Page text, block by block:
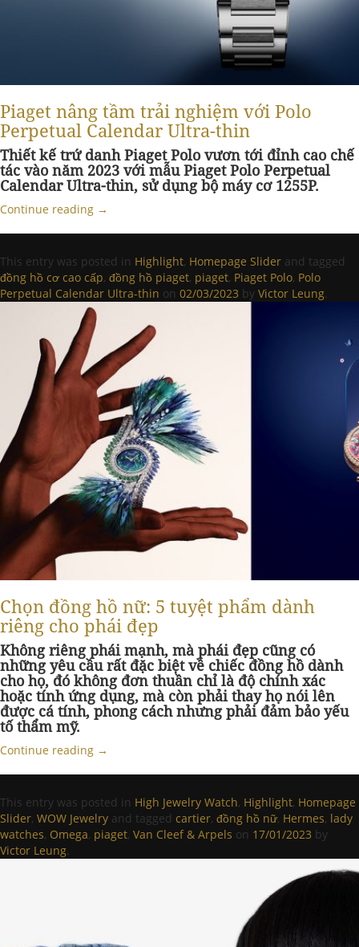
Piaget nâng tầm trải nghiệm với Polo
Perpetual Calendar Ultra-thin
Thiết kế trứ danh Piaget Polo vươn tới đỉnh cao chế
tác vào năm 2023 với mẫu Piaget Polo Perpetual
Calendar Ultra-thin, sử dụng bộ máy cơ 1255P.
Continue reading →
This entry was posted in Highlight, Homepage Slider and tagged
đồng hồ cơ cao cấp, đồng hồ piaget, piaget, Piaget Polo, Polo
Perpetual Calendar Ultra-thin on 02/03/2023 by Victor Leung.
Chọn đồng hồ nữ: 5 tuyệt phẩm dành
riêng cho phái đẹp
Không riêng phái mạnh, mà phái đẹp cũng có
những yêu cầu rất đặc biệt về chiếc đồng hồ dành
cho họ, đó không đơn thuần chỉ là độ chính xác
hoặc tính ứng dụng, mà còn phải thay họ nói lên
được cá tính, phong cách nhưng phải đảm bảo yếu
tố thẩm mỹ.
Continue reading →
This entry was posted in High Jewelry Watch, Highlight, Homepage
Slider, WOW Jewelry and tagged cartier, đồng hồ nữ, Hermes, lady
watches, Omega, piaget, Van Cleef & Arpels on 17/01/2023 by
Victor Leung.